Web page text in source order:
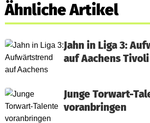
Ähnliche Artikel
Jahn in Liga 3:
auf Aachens
Junge Torwart-
voranbringen